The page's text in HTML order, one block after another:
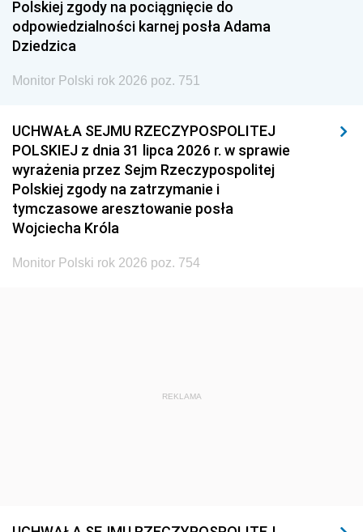
Polskiej zgody na pociągnięcie do
odpowiedzialności karnej posła Adama
Dziedzica
Monitor Polski rok 2026 poz. 751
UCHWAŁA SEJMU RZECZYPOSPOLITEJ
POLSKIEJ z dnia 31 lipca 2026 r. w sprawie
wyrażenia przez Sejm Rzeczypospolitej
Polskiej zgody na zatrzymanie i
tymczasowe aresztowanie posła
Wojciecha Króla
Monitor Polski rok 2026 poz. 754
REKLAMA